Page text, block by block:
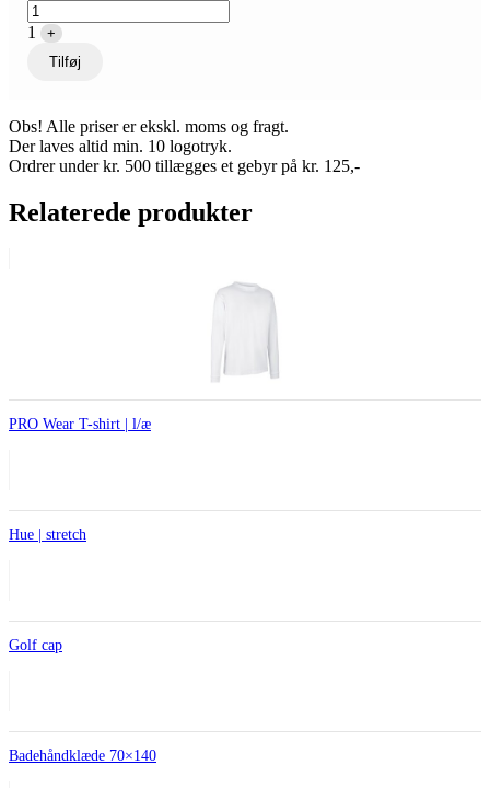
1
+
Tilføj
Obs! Alle priser er ekskl. moms og fragt.
Der laves altid min. 10 logotryk.
Ordrer under kr. 500 tillægges et gebyr på kr. 125,-
Relaterede produkter
PRO Wear T-shirt | l/æ
Hue | stretch
Golf cap
Badehåndklæde 70×140